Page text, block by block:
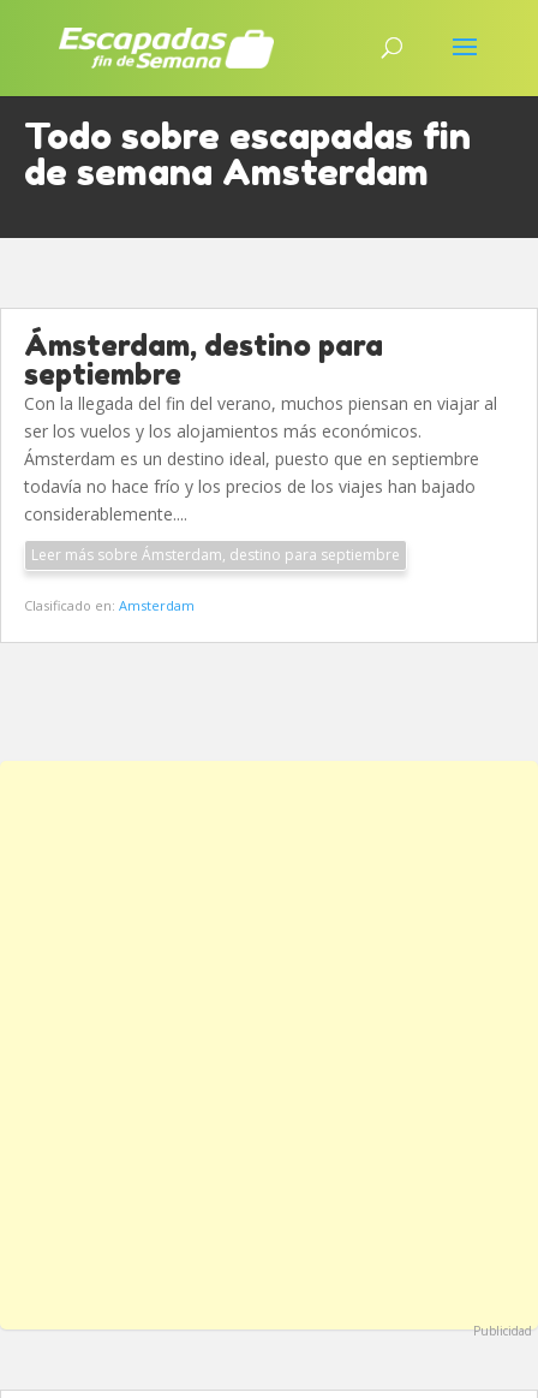
Todo sobre escapadas fin
de semana Amsterdam
Ámsterdam, destino para
septiembre
Con la llegada del fin del verano, muchos piensan en viajar al
ser los vuelos y los alojamientos más económicos.
Ámsterdam es un destino ideal, puesto que en septiembre
todavía no hace frío y los precios de los viajes han bajado
considerablemente....
Leer más sobre Ámsterdam, destino para septiembre
Clasificado en: Amsterdam
Publicidad